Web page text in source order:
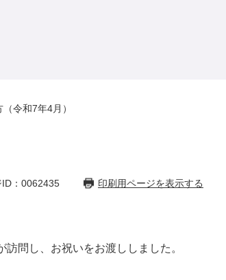
令和7年4月）
ID：0062435 印刷用ページを表示する
問し、お祝いをお渡ししました。